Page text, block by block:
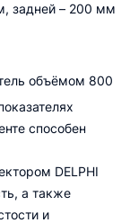
задней – 200 мм
объёмом 800
способен
DELPHI
а также
и